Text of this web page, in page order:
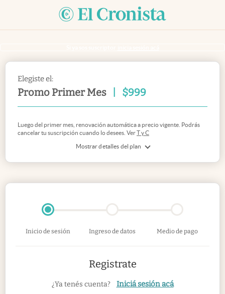
Elegiste el:
Promo Primer Mes $999
Mostrar detalles del plan
Luego del primer mes, renovación automática a precio vigente. Podrás
cancelar tu suscripción cuando lo desees. VerT y C
Inicio de sesión Ingreso de datos Medio de pago
Registrate
¿Ya tenés cuenta? Iniciá sesión acá